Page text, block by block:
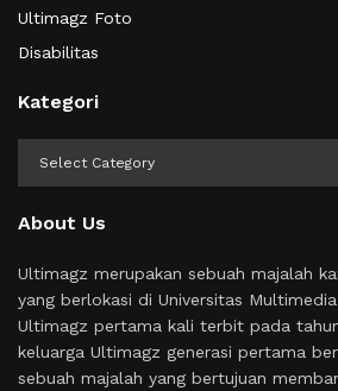
Ultimagz Foto
Disabilitas
Kategori
About Us
Ultimagz merupakan sebuah majalah
yang berlokasi di Universitas
Ultimagz pertama kali terbit pada
keluarga Ultimagz generasi pertama
sebuah majalah yang bertujuan